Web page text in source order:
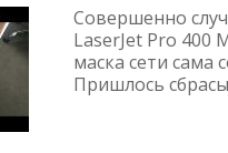
Совершенно
LaserJet Pro 400
маска сети сама
Пришлось